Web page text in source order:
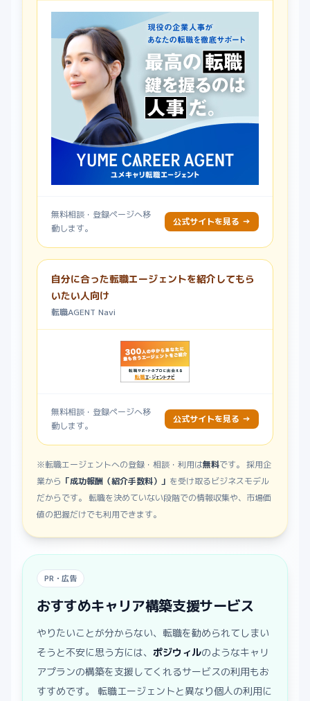
無料相談・登録ページへ移
動します。
公式サイトを見る →
自分に合った転職エージェントを紹介してもら
いたい人向け
転職AGENT Navi
無料相談・登録ページへ移
動します。
公式サイトを見る →
※転職エージェントへの登録・相談・利用は無料です。 採用企
業から 「成功報酬（紹介手数料）」 を受け取るビジネスモデル
だからです。 転職を決めていない段階での情報収集や、市場価
値の把握だけでも利用できます。
PR・広告
おすすめキャリア構築支援サービス
やりたいことが分からない、転職を勧められてしまい
そうと不安に思う方には、 ポジウィルのようなキャリ
アプランの構築を支援してくれるサービスの利用もお
すすめです。 転職エージェントと異なり個人の利用に